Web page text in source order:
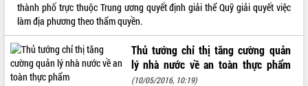
VIDEO
Không có file video nào để phát.
ALBUM ẢNH
thành phố trực thuộc Trung ương quyết định giải thể Quỹ giải quyết việc
làm địa phương theo thẩm quyền.
Thủ tướng chỉ thị tăng cường quản
lý nhà nước về an toàn thực phẩm
(10/05/2016, 10:19)